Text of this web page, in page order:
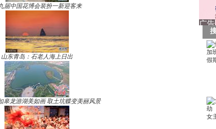
届中国花博会装扮一新迎客来
山东青岛：石老人海上日出
皋龙游湖美如画 取土坑蝶变美丽风景